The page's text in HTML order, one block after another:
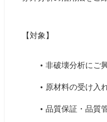
【対象】
非破壊分析にご
原材料の受け入
品質保証・品質